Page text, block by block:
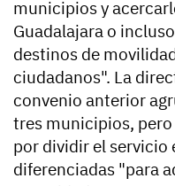
municipios y
Guadalajara o
destinos de
ciudadanos". La
convenio anterior
tres municipios,
por dividir el servicio
diferenciadas "para